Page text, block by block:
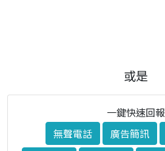
或是
一鍵快速回報
無聲電話
廣告簡訊